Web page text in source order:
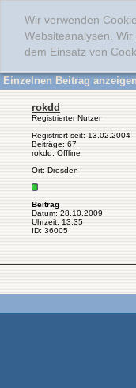
Wir verwenden
Websiteanalysen.
dem Einsatz von
Einzelnen Beitrag
rokdd
Registrierter Nutzer
Registriert seit: 13.02.2004
Beiträge: 67
rokdd: Offline
Ort: Dresden
Beitrag
Datum: 28.10.2009
Uhrzeit: 13:35
ID: 36005